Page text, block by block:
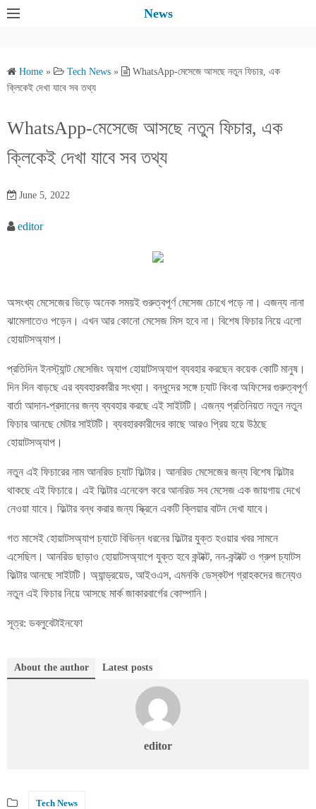
News
Home » Tech News »
WhatsApp-মেসেজে আসছে নতুন ফিচার, এক
ক্লিকেই দেখা যাবে সব তথ্য
WhatsApp-মেসেজে আসছে নতুন ফিচার, এক
ক্লিকেই দেখা যাবে সব তথ্য
June 5, 2022
editor
অসংখ্য মেসেজের ভিড়ে অনেক সময়ই গুরুত্বপূর্ণ মেসেজ চোখে পড়ে না। এজন্য নানা
ঝামেলাতেও পড়েন। এখন আর কোনো মেসেজ মিস হবে না। বিশেষ ফিচার নিয়ে এলো
হোয়াটসঅ্যাপ।
প্রতিদিন ইনস্ট্যান্ট মেসেজিং অ্যাপ হোয়াটসঅ্যাপ ব্যবহার করছেন কয়েক কোটি মানুষ।
দিন দিন বাড়ছে এর ব্যবহারকারীর সংখ্যা। বন্ধুদের সঙ্গে চ্যাট কিংবা অফিসের গুরুত্বপূর্ণ
বার্তা আদান-প্রদানের জন্য ব্যবহার করছে এই সাইটটি। এজন্য প্রতিনিয়ত নতুন নতুন
ফিচার আনছে মেটার সাইটটি। ব্যবহারকারীদের কাছে আরও প্রিয় হয়ে উঠছে
হোয়াটসঅ্যাপ।
নতুন এই ফিচারের নাম আনরিড চ্যাট ফিল্টার। আনরিড মেসেজের জন্য বিশেষ ফিল্টার
থাকছে এই ফিচারে। এই ফিল্টার এনেবেল করে আনরিড সব মেসেজ এক জায়গায় দেখে
নেওয়া যাবে। ফিল্টার বন্ধ করার জন্য স্ক্রিনে একটি ক্লিয়ার বাটন দেখা যাবে।
গত মাসেই হোয়াটসঅ্যাপ চ্যাটে বিভিন্ন ধরনের ফিল্টার যুক্ত হওয়ার খবর সামনে
এসেছিল। আনরিড ছাড়াও হোয়াটসঅ্যাপে যুক্ত হবে কন্টাক্ট, নন-কন্টাক্ট ও গ্রুপ চ্যাটস
ফিল্টার আনছে সাইটটি। অ্যান্ড্রয়েড, আইওএস, এমনকি ডেস্কটপ গ্রাহকদের জন্যেও
নতুন এই ফিচার নিয়ে আসছে মার্ক জাকারবার্গের কোম্পানি।
সূত্র: ডবলুবেটাইনফো
About the author Latest posts
editor
Tech News